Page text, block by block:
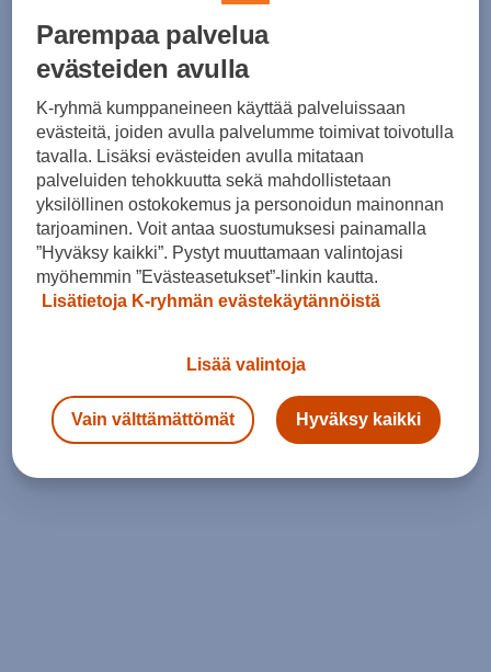
69,90 €
T73D Digital Iron Voitelurauta
Parempaa palvelua
evästeiden avulla
K-ryhmä kumppaneineen käyttää palveluissaan
evästeitä, joiden avulla palvelumme toimivat toivotulla
tavalla. Lisäksi evästeiden avulla mitataan
palveluiden tehokkuutta sekä mahdollistetaan
yksilöllinen ostokokemus ja personoidun mainonnan
tarjoaminen. Voit antaa suostumuksesi painamalla
”Hyväksy kaikki”. Pystyt muuttamaan valintojasi
myöhemmin ”Evästeasetukset”-linkin kautta.
Lisätietoja K-ryhmän evästekäytännöistä
Lisää valintoja
Vain välttämättömät Hyväksy kaikki